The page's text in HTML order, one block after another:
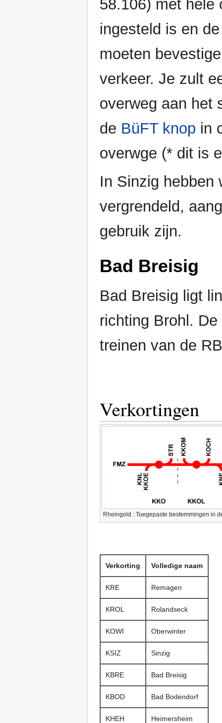
58.106) met hele
ingesteld is en
moeten
verkeer. Je zult
overweg aan het
de BüFT knop in
overwge (* dit is
In Sinzig hebben
vergrendeld,
gebruik zijn.
Bad Breisig
Bad Breisig ligt
richting Brohl.
treinen van de
Verkortingen
Rheingold : Toegepaste bestemmingen in
Verkorting Volledige naam
KRE Remagen
KROL Rolandseck
KOWI Oberwinter
KSIZ Sinzig
KBRE Bad Breisig
KBOD Bad Bodendorf
KHEH Heimersheim